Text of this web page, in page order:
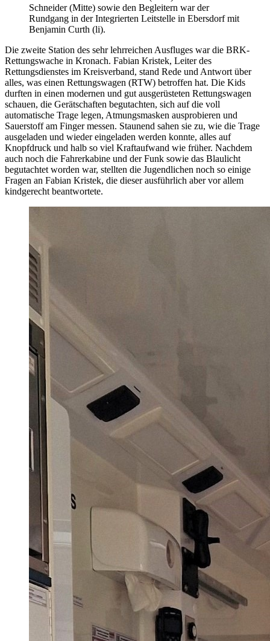
Schneider (Mitte) sowie den Begleitern war der
Rundgang in der Integrierten Leitstelle in Ebersdorf mit
Benjamin Curth (li).
Die zweite Station des sehr lehrreichen Ausfluges war die BRK-
Rettungswache in Kronach. Fabian Kristek, Leiter des
Rettungsdienstes im Kreisverband, stand Rede und Antwort über
alles, was einen Rettungswagen (RTW) betroffen hat. Die Kids
durften in einen modernen und gut ausgerüsteten Rettungswagen
schauen, die Gerätschaften begutachten, sich auf die voll
automatische Trage legen, Atmungsmasken ausprobieren und
Sauerstoff am Finger messen. Staunend sahen sie zu, wie die Trage
ausgeladen und wieder eingeladen werden konnte, alles auf
Knopfdruck und halb so viel Kraftaufwand wie früher. Nachdem
auch noch die Fahrerkabine und der Funk sowie das Blaulicht
begutachtet worden war, stellten die Jugendlichen noch so einige
Fragen an Fabian Kristek, die dieser ausführlich aber vor allem
kindgerecht beantwortete.